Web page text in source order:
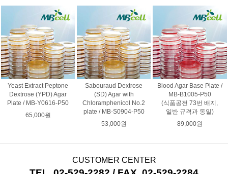
Yeast Extract Peptone
Dextrose (YPD) Agar
Plate / MB-Y0616-P50
65,000원
Sabouraud Dextrose
(SD) Agar with
Chloramphenicol No.2
plate / MB-S0904-P50
53,000원
Blood Agar Base Plate /
MB-B1005-P50
(식품공전 73번 배지,
일반 규격과 동일)
89,000원
CUSTOMER CENTER